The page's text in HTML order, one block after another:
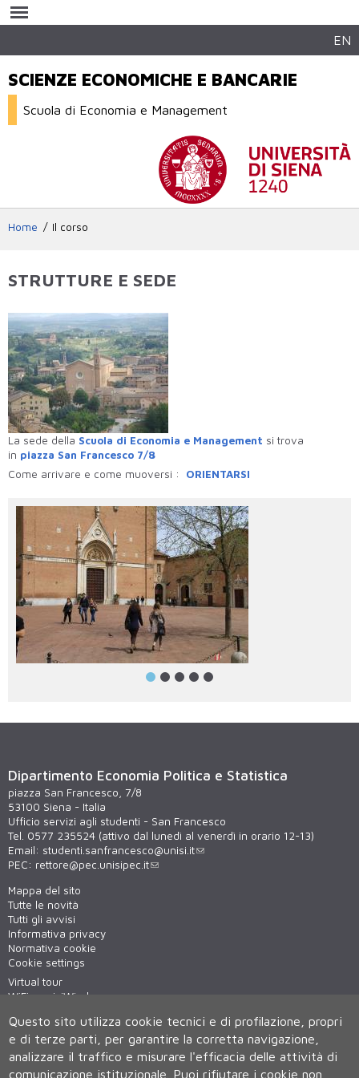
contenuto
EN
SCIENZE ECONOMICHE E BANCARIE
Scuola di Economia e Management
Home Il corso
STRUTTURE E SEDE
La sede della Scuola di Economia e Management si trova
in piazza San Francesco 7/8
Come arrivare e come muoversi :
ORIENTARSI
foto_13.jpg
Dipartimento Economia Politica e Statistica
piazza San Francesco, 7/8
53100 Siena - Italia
Ufficio servizi agli studenti - San Francesco
Tel. 0577 235524 (attivo dal lunedì al venerdì in orario 12-13)
Email: studenti.sanfrancesco@unisi.it
PEC: rettore@pec.unisipec.it
Mappa del sito
Tutte le novità
Tutti gli avvisi
Informativa privacy
Normativa cookie
Cookie settings
Virtual tour
WiFi - unisiWireless
Questo sito utilizza cookie tecnici e di profilazione, propri
e di terze parti, per garantire la corretta navigazione,
analizzare il traffico e misurare l'efficacia delle attività di
comunicazione istituzionale. Puoi rifiutare i cookie non